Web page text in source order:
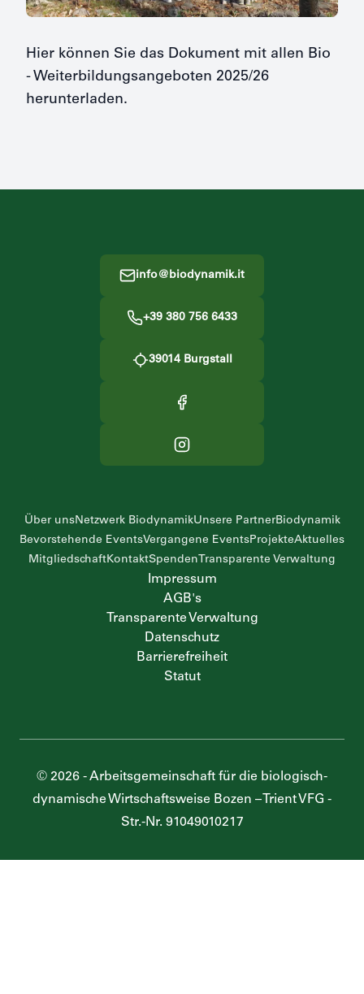
Hier können Sie das Dokument mit allen Bio
- Weiterbildungsangeboten 2025/26
herunterladen.
info@biodynamik.it
+39 380 756 6433
39014 Burgstall
Über unsNetzwerk BiodynamikUnsere PartnerBiodynamik
Bevorstehende EventsVergangene EventsProjekteAktuelles
MitgliedschaftKontaktSpenden Transparente Verwaltung
Impressum
AGB's
Transparente Verwaltung
Datenschutz
Barrierefreiheit
Statut
© 2026 -Arbeitsgemeinschaft für die biologisch-
dynamische Wirtschaftsweise Bozen – Trient VFG -
Str.-Nr. 91049010217